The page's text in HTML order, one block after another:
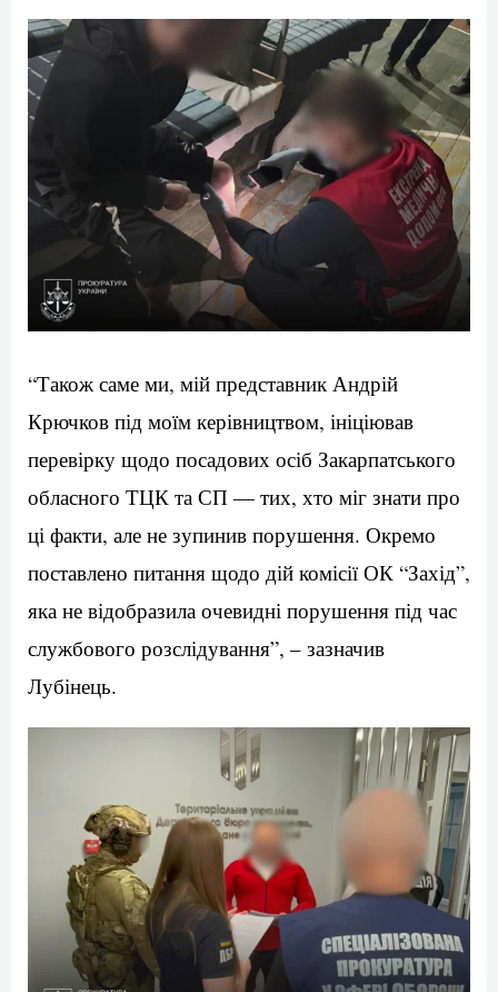
“Також саме ми, мій представник Андрій
Крючков під моїм керівництвом, ініціював
перевірку щодо посадових осіб Закарпатського
обласного ТЦК та СП — тих, хто міг знати про
ці факти, але не зупинив порушення. Окремо
поставлено питання щодо дій комісії ОК “Захід”,
яка не відобразила очевидні порушення під час
службового розслідування”, – зазначив
Лубінець.